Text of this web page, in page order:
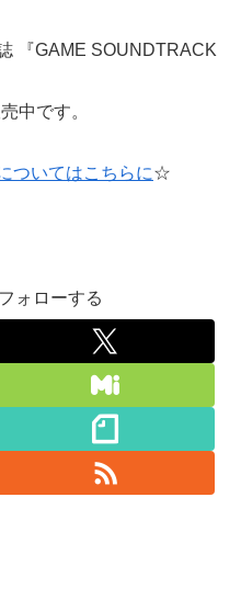
『GAME SOUNDTRACK
中です。
ついてはこちらに☆
ォローする